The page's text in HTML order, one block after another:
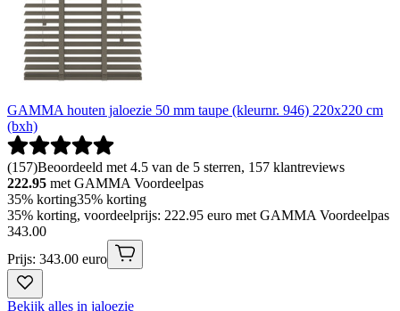
GAMMA houten jaloezie 50 mm taupe (kleurnr. 946) 220x220 cm
(bxh)
(157)Beoordeeld met 4.5 van de 5 sterren, 157 klantreviews
222.95 met GAMMA Voordeelpas
35% korting35% korting
35% korting, voordeelprijs: 222.95 euro met GAMMA Voordeelpas
343.00
Prijs: 343.00 euro
Bekijk alles in jaloezie